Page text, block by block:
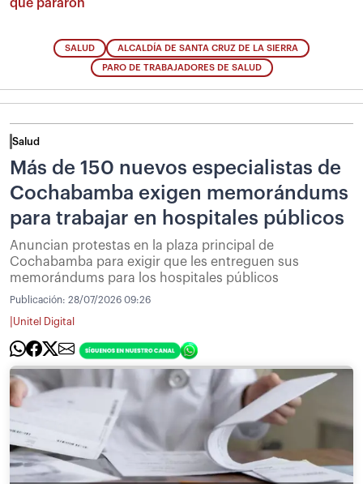
que pararon
SALUD ALCALDÍA DE SANTA CRUZ DE LA SIERRA
PARO DE TRABAJADORES DE SALUD
Salud
Más de 150 nuevos especialistas de
Cochabamba exigen memorándums
para trabajar en hospitales públicos
Anuncian protestas en la plaza principal de
Cochabamba para exigir que les entreguen sus
memorándums para los hospitales públicos
Publicación: 28/07/2026 09:26
Unitel Digital